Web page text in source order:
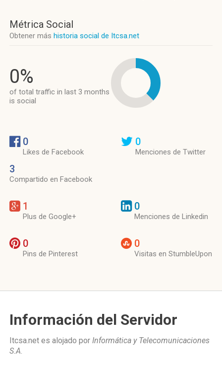
Métrica Social
Obtener más historia social de Itcsa.net
0%
of total traffic in last 3 months
is social
0
Likes de Facebook
3
Compartido en Facebook
0
Menciones de Twitter
1
Plus de Google+
0
Menciones de Linkedin
0
Pins de Pinterest
0
Visitas en StumbleUpon
Información del Servidor
Itcsa.net es alojado por Informática y Telecomunicaciones
S.A.